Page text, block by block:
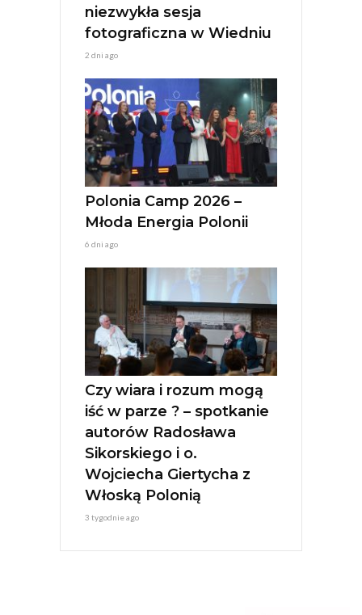
niezwykła sesja
fotograficzna w Wiedniu
2 dni ago
Polonia Camp 2026 –
Młoda Energia Polonii
6 dni ago
Czy wiara i rozum mogą
iść w parze ? – spotkanie
autorów Radosława
Sikorskiego i o.
Wojciecha Giertycha z
Włoską Polonią
3 tygodnie ago